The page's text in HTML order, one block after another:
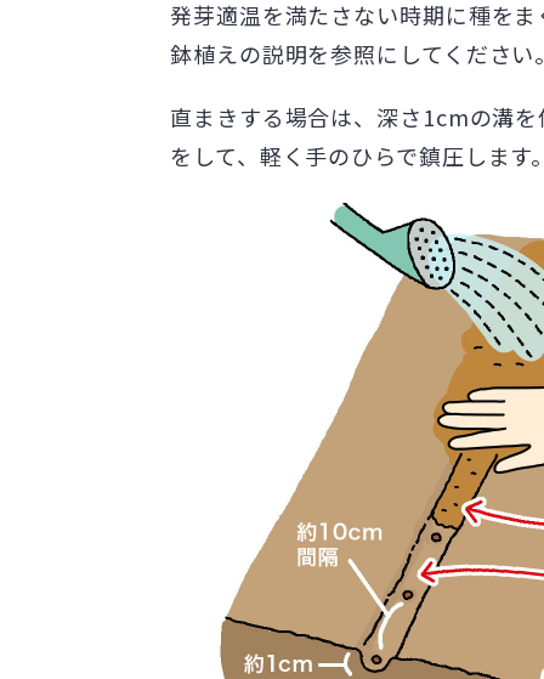
発芽適温を満たさない時期に種を
鉢植えの説明を参照にしてください
直まきする場合は、深さ1cmの溝
をして、軽く手のひらで鎮圧しま